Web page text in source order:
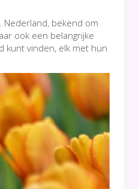
bekend om
ook een belangrijke
kunt vinden, elk met hun